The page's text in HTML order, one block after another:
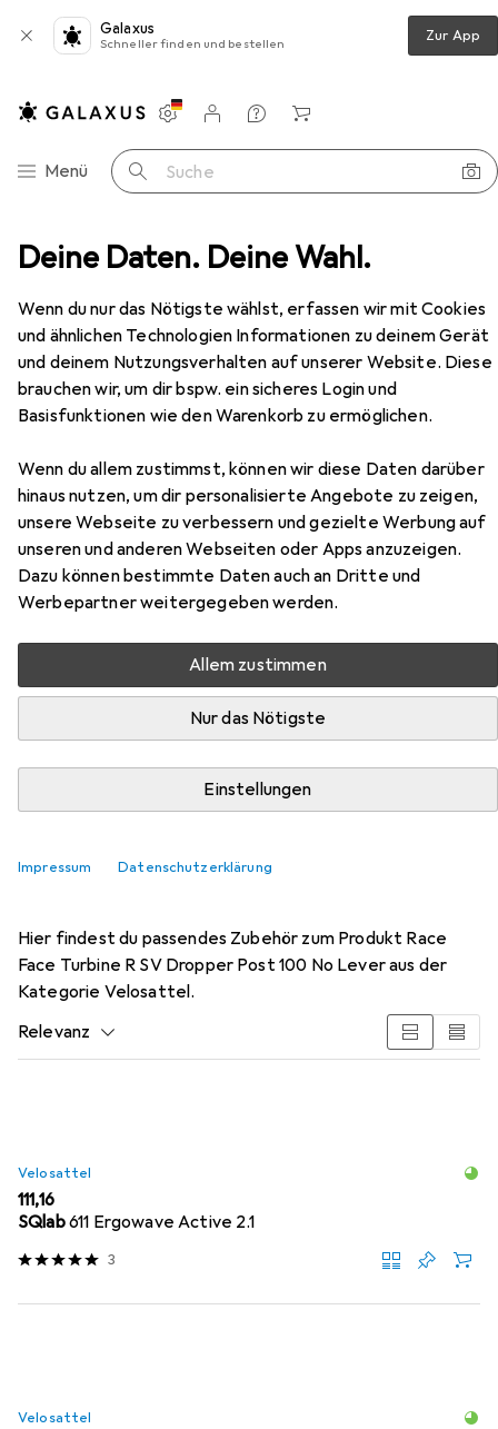
Deine Daten. Deine Wahl.
Wenn du nur das Nötigste wählst, erfassen wir mit Cookies
und ähnlichen Technologien Informationen zu deinem Gerät
und deinem Nutzungsverhalten auf unserer Website. Diese
brauchen wir, um dir bspw. ein sicheres Login und
Basisfunktionen wie den Warenkorb zu ermöglichen.
Wenn du allem zustimmst, können wir diese Daten darüber
hinaus nutzen, um dir personalisierte Angebote zu zeigen,
unsere Webseite zu verbessern und gezielte Werbung auf
unseren und anderen Webseiten oder Apps anzuzeigen.
Dazu können bestimmte Daten auch an Dritte und
Werbepartner weitergegeben werden.
Allem zustimmen
Nur das Nötigste
Einstellungen
Impressum Datenschutzerklärung
Galaxus
Schneller finden und bestellen Zur App
Navigation nach Kategorien
Menü Suche
Einstellungen
Kundenkonto
Vergleichslisten
Merklisten
Warenkorb
Race Face Turbine R SV Dropper Post 100 No Lever
Race FaceTurbine R SV Dropper Post
100 No Lever
31.60 mm
SV Dropper Post 100 No Lever
Hier findest du passendes Zubehör zum Produkt Race
Face Turbine R SV Dropper Post 100 No Lever aus der
Kategorie Velosattel.
Relevanz
Velosattel
EUR
111,16
SQlab611 Ergowave Active 2.1
3
Velosattel